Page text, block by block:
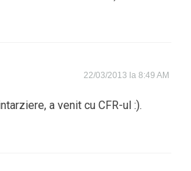
22/03/2013 la 8:49 AM
a venit cu CFR-ul :).